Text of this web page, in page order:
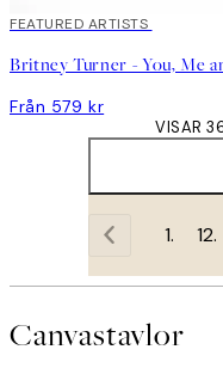
FEATURED ARTISTS
Från 579 kr
VISAR
1
Canvastavlor